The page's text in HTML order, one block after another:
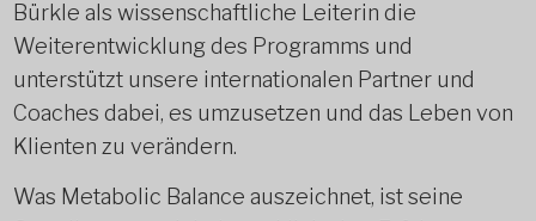
Bürkle als wissenschaftliche Leiterin die
Weiterentwicklung des Programms und
unterstützt unsere internationalen Partner und
Coaches dabei, es umzusetzen und das Leben von
Klienten zu verändern.
Was Metabolic Balance auszeichnet, ist seine